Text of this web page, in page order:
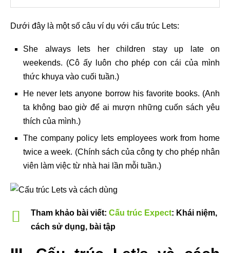
Dưới đây là một số câu ví dụ với cấu trúc Lets:
She always lets her children stay up late on
weekends. (Cô ấy luôn cho phép con cái của mình
thức khuya vào cuối tuần.)
He never lets anyone borrow his favorite books. (Anh
ta không bao giờ để ai mượn những cuốn sách yêu
thích của mình.)
The company policy lets employees work from home
twice a week. (Chính sách của công ty cho phép nhân
viên làm việc từ nhà hai lần mỗi tuần.)
Tham khảo bài viết: Cấu trúc Expect: Khái niệm,
cách sử dụng, bài tập